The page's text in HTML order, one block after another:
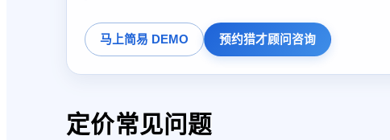
马上简易 DEMO 预约猎才顾问咨询
定价常见问题